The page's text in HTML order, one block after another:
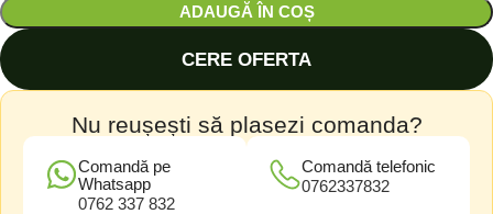
ADAUGĂ ÎN COȘ
CERE OFERTA
Nu reușești să plasezi comanda?
Comandă pe
Whatsapp
0762 337 832
Comandă telefonic
0762337832